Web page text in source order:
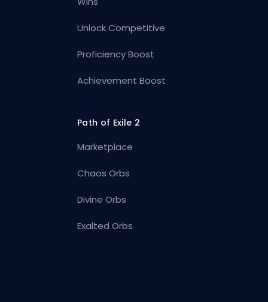
Unlock Competitive
Proficiency Boost
Achievement Boost
Path of Exile 2
Marketplace
Chaos Orbs
Divine Orbs
Exalted Orbs